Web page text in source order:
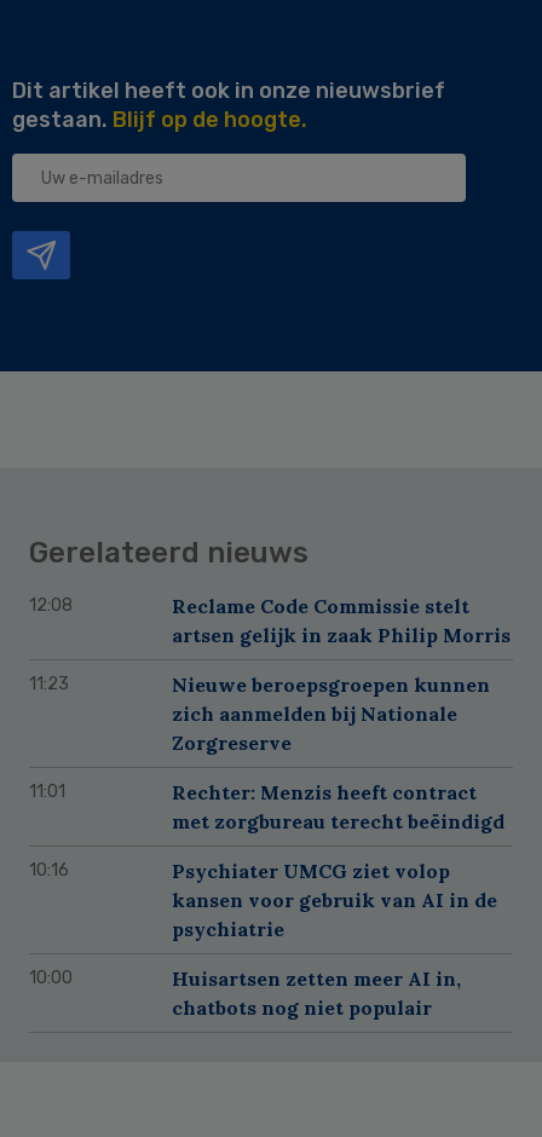
Dit artikel heeft ook in onze nieuwsbrief
gestaan. Blijf op de hoogte.
Uw
Gerelateerd nieuws
12:08
Reclame Code Commissie stelt
artsen gelijk in zaak Philip Morris
11:23
Nieuwe beroepsgroepen kunnen
zich aanmelden bij Nationale
Zorgreserve
11:01
Rechter: Menzis heeft contract
met zorgbureau terecht beëindigd
10:16
Psychiater UMCG ziet volop
kansen voor gebruik van AI in de
psychiatrie
10:00
Huisartsen zetten meer AI in,
chatbots nog niet populair